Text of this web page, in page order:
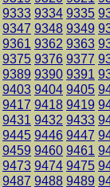
9333 9334 9335
9347 9348 9349
9361 9362 9363
9375 9376 9377
9389 9390 9391
9403 9404 9405
9417 9418 9419
9431 9432 9433
9445 9446 9447
9459 9460 9461
9473 9474 9475
9487 9488 9489